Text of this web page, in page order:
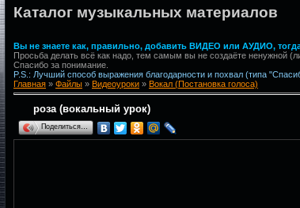
Каталог музыкальных материалов
Вы не знаете как, правильно, добавить ВИДЕО или АУДИО,
Просьба делать всё как надо, тем самым вы не создаёте ненужной
Спасибо за понимание.
P.S.: Лучший способ выражения благодарности и похвал (типа
Главная » Файлы » Видеоуроки » Вокал (Постановка голоса)
роза (вокальный урок)
Поделиться…